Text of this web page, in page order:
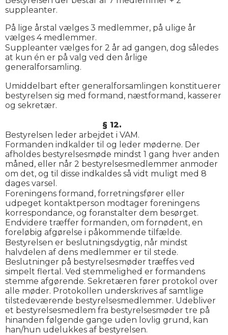
suppleanter.
På lige årstal vælges 3 medlemmer, på ulige år
vælges 4 medlemmer.
Suppleanter vælges for 2 år ad gangen, dog således
at kun én er på valg ved den årlige
generalforsamling.
Umiddelbart efter generalforsamlingen konstituerer
bestyrelsen sig med formand, næstformand, kasserer
og sekretær.
§ 12.
Bestyrelsen leder arbejdet i VAM.
Formanden indkalder til og leder møderne. Der
afholdes bestyrelsesmøde mindst 1 gang hver anden
måned, eller når 2 bestyrelsesmedlemmer anmoder
om det, og til disse indkaldes så vidt muligt med 8
dages varsel.
Foreningens formand, forretningsfører eller
udpeget kontaktperson modtager foreningens
korrespondance, og foranstalter dem besørget.
Endvidere træffer formanden, om fornødent, en
foreløbig afgørelse i påkommende tilfælde.
Bestyrelsen er beslutningsdygtig, når mindst
halvdelen af dens medlemmer er til stede.
Beslutninger på bestyrelsesmøder træffes ved
simpelt flertal. Ved stemmelighed er formandens
stemme afgørende. Sekretæren fører protokol over
alle møder. Protokollen underskrives af samtlige
tilstedeværende bestyrelsesmedlemmer. Udebliver
et bestyrelsesmedlem fra bestyrelsesmøder tre på
hinanden følgende gange uden lovlig grund, kan
han/hun udelukkes af bestyrelsen.